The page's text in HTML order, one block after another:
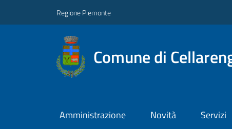
Regione Piemonte
Comune di
Amministrazione Novità Servizi